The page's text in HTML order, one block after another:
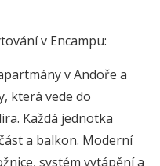
v Encampu:
v Andoře a
která vede do
Každá jednotka
a balkon. Moderní
systém vytápění a